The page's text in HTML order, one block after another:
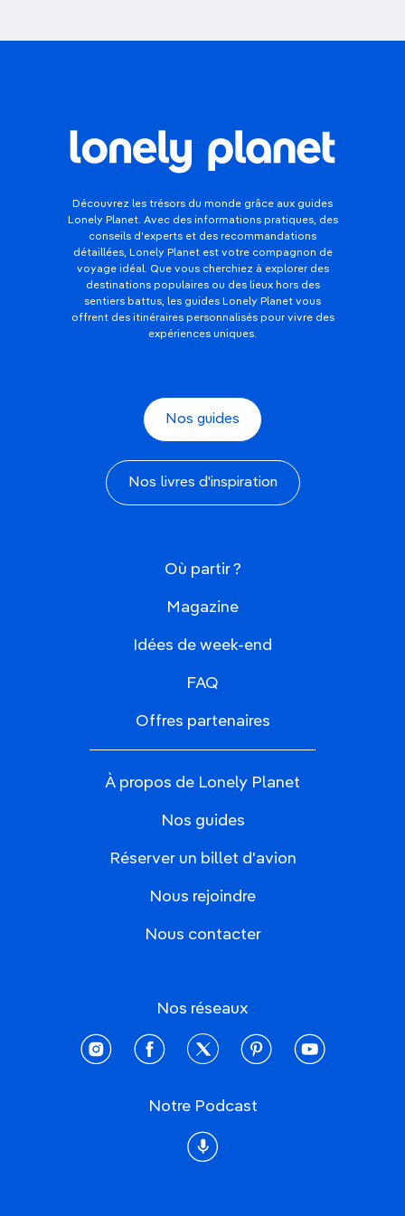
Découvrez les trésors du monde grâce aux guides
Lonely Planet. Avec des informations pratiques, des
conseils d'experts et des recommandations
détaillées, Lonely Planet est votre compagnon de
voyage idéal. Que vous cherchiez à explorer des
destinations populaires ou des lieux hors des
sentiers battus, les guides Lonely Planet vous
offrent des itinéraires personnalisés pour vivre des
expériences uniques.
Nos guides
Nos livres d'inspiration
Où partir ?
Magazine
Idées de week-end
FAQ
Offres partenaires
À propos de Lonely Planet
Nos guides
Réserver un billet d'avion
Nous rejoindre
Nous contacter
Nos réseaux
instagramfacebooktwitter pinterestyoutube
Notre Podcast
Podcast